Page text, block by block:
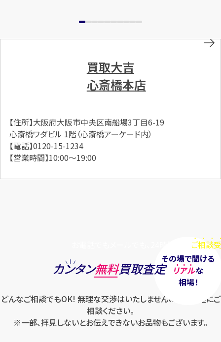
買取大吉
心斎橋本店
【住所】大阪府大阪市中央区南船場3丁目6-19
心斎橋ワダビル 1階（心斎橋アーケード内）
【電話】0120-15-1234
【営業時間】10:00～19:00
ご相談
その場で聞ける
リアルな
相場！
カンタン無料買取査定
どんなご相談でもOK! 無理な交渉はいたしませんのでお気軽にご
相談ください。
※一部、拝見しないとお伝えできないお品物もございます。